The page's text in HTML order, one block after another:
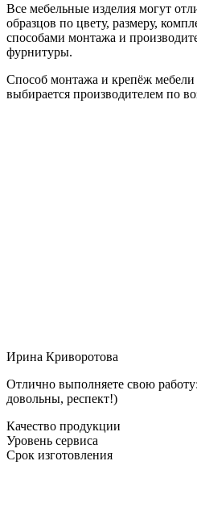
Все мебельные изделия могут
образцов по цвету, размеру,
способами монтажа и
фурнитуры.
Способ монтажа и крепёж мебели
выбирается производителем по
Ирина Криворотова
Отлично выполняете свою
довольны, респект!)
Качество продукции
Уровень сервиса
Срок изготовления